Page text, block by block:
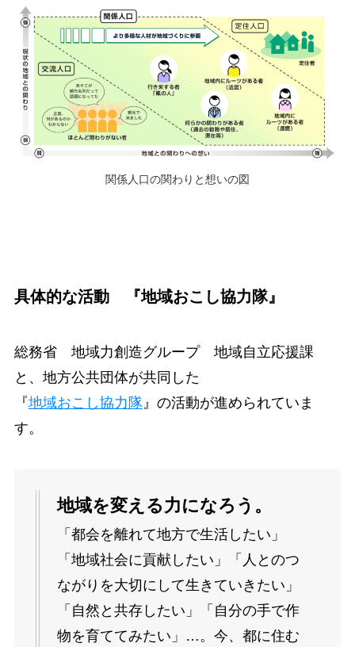
関係人口の関わりと想いの図
具体的な活動 『地域おこし協力隊』
総務省 地域力創造グループ 地域自立応援課
と、地方公共団体が共同した
『地域おこし協力隊』の活動が進められていま
す。
地域を変える力になろう。
「都会を離れて地方で生活したい」
「地域社会に貢献したい」「人とのつ
ながりを大切にして生きていきたい」
「自然と共存したい」「自分の手で作
物を育ててみたい」…。今、都に住む